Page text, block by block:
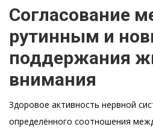
Согласование
рутинным и
поддержания
внимания
Здоровое активность нервной
определённого соотношения